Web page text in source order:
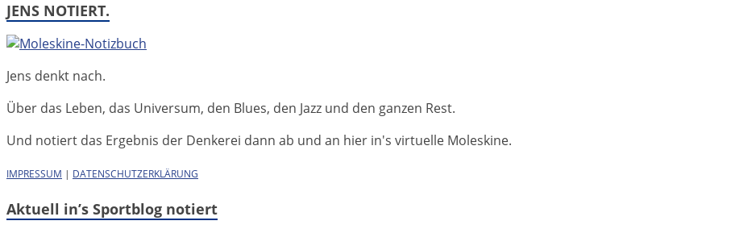
JENS NOTIERT.
Jens denkt nach.
Über das Leben, das Universum, den Blues, den Jazz und den ganzen Rest.
Und notiert das Ergebnis der Denkerei dann ab und an hier in's virtuelle Moleskine.
IMPRESSUM | DATENSCHUTZERKLÄRUNG
Aktuell in’s Sportblog notiert